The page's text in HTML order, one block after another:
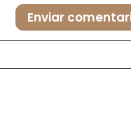
Enviar